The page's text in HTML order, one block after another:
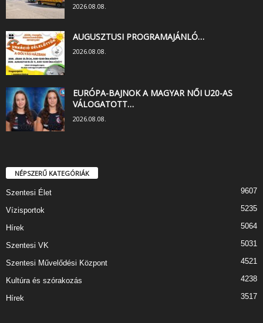
2026.08.08.
AUGUSZTUSI PROGRAMAJÁNLÓ…
2026.08.08.
EURÓPA-BAJNOK A MAGYAR NŐI U20-AS
VÁLOGATOTT…
2026.08.08.
NÉPSZERŰ KATEGÓRIÁK
Szentesi Élet 9607
Vízisportok 5235
Hírek 5064
Szentesi VK 5031
Szentesi Művelődési Központ 4521
Kultúra és szórakozás 4238
Hírek 3517